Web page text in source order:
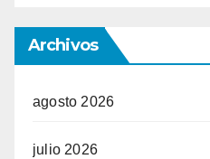
Archivos
agosto 2026
julio 2026